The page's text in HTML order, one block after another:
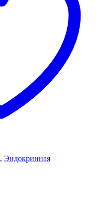
, Эндокринная